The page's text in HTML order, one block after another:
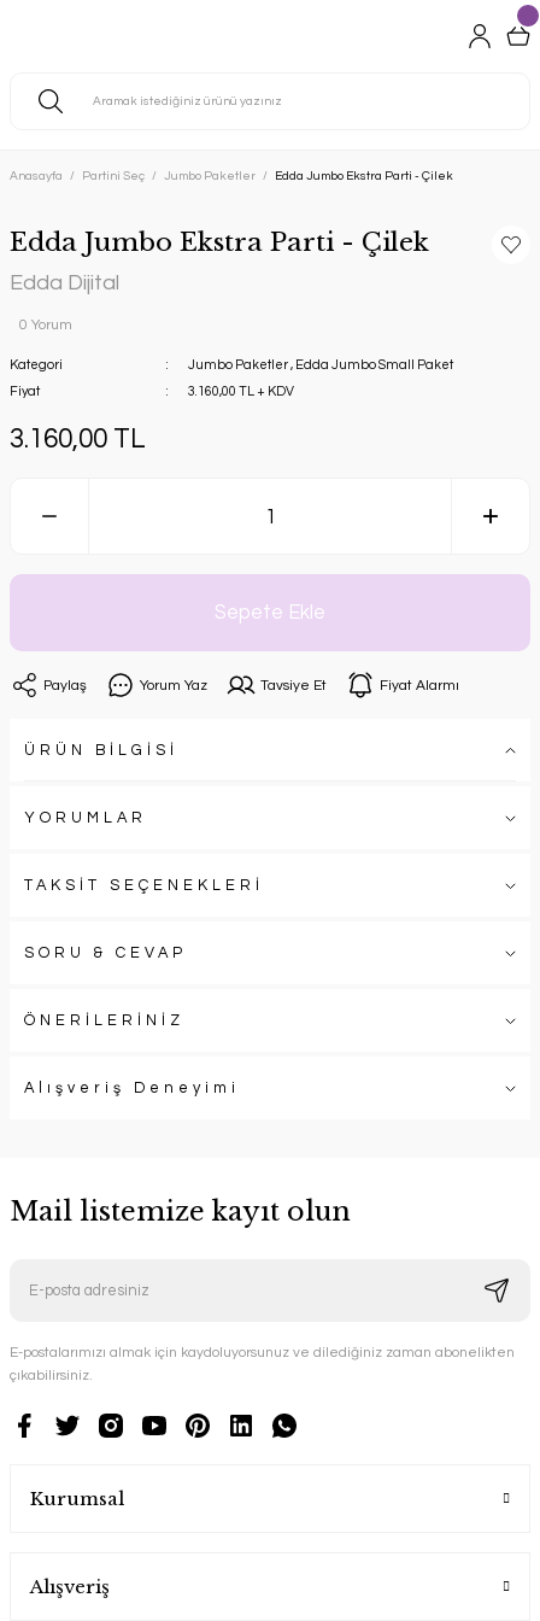
Anasayfa Partini Seç Jumbo Paketler Edda Jumbo Ekstra Parti - Çilek
Edda Jumbo Ekstra Parti - Çilek
Edda Dijital
0 Yorum
Kategori Jumbo Paketler , Edda Jumbo Small Paket
Fiyat
3.160,00 TL + KDV
3.160,00 TL
Sepete Ekle
Paylaş Yorum Yaz Tavsiye Et Fiyat Alarmı
ÜRÜN BİLGİSİ
YORUMLAR
TAKSİT SEÇENEKLERİ
SORU & CEVAP
ÖNERİLERİNİZ
Alışveriş Deneyimi
Mail listemize kayıt olun
E-postalarımızı almak için kaydoluyorsunuz ve dilediğiniz zaman abonelikten
çıkabilirsiniz.
Kurumsal
Alışveriş